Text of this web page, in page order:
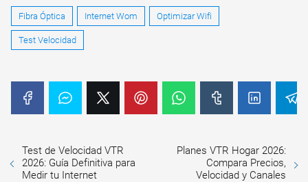
Fibra Óptica Internet Wom Optimizar Wifi
Test Velocidad
Test de Velocidad VTR
2026: Guía Definitiva para
Medir tu Internet
Planes VTR Hogar 2026:
Compara Precios,
Velocidad y Canales